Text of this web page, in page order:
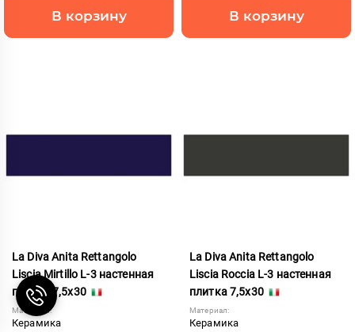
В корзину В корзину
La Diva Anita Rettangolo
Liscia Mirtillo L-3 настенная
плитка 7,5x30
Материал:
Керамика
La Diva Anita Rettangolo
Liscia Roccia L-3 настенная
плитка 7,5x30
Материал:
Керамика